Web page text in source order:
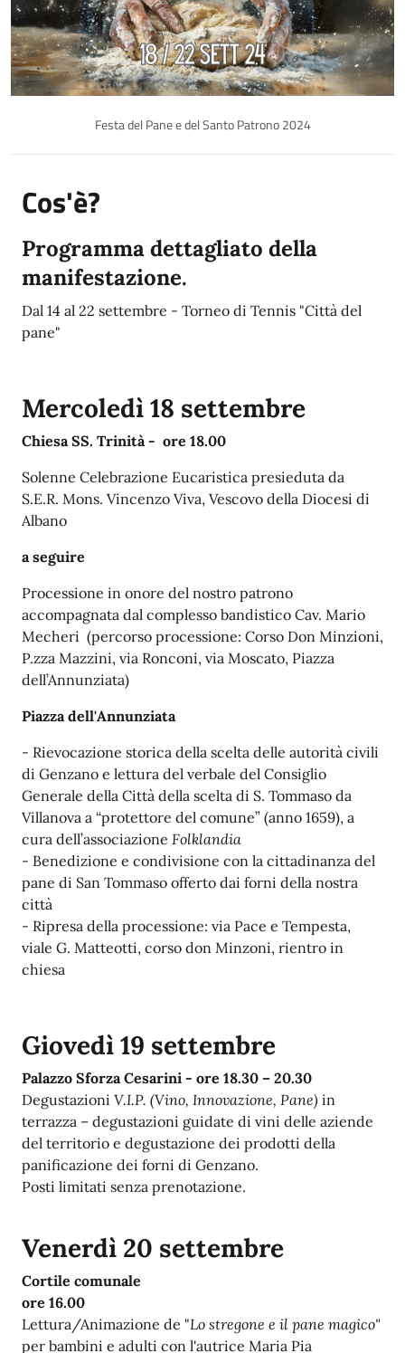
Festa del Pane e del Santo Patrono 2024
Cos'è?
Programma dettagliato della
manifestazione.
Dal 14 al 22 settembre - Torneo di Tennis "Città del
pane"
Mercoledì 18 settembre
Chiesa SS. Trinità - ore 18.00
Solenne Celebrazione Eucaristica presieduta da
S.E.R. Mons. Vincenzo Viva, Vescovo della Diocesi di
Albano
a seguire
Processione in onore del nostro patrono
accompagnata dal complesso bandistico Cav. Mario
Mecheri (percorso processione: Corso Don Minzioni,
P.zza Mazzini, via Ronconi, via Moscato, Piazza
dell’Annunziata)
Piazza dell'Annunziata
- Rievocazione storica della scelta delle autorità civili
di Genzano e lettura del verbale del Consiglio
Generale della Città della scelta di S. Tommaso da
Villanova a “protettore del comune” (anno 1659), a
cura dell’associazione Folklandia
- Benedizione e condivisione con la cittadinanza del
pane di San Tommaso offerto dai forni della nostra
città
- Ripresa della processione: via Pace e Tempesta,
viale G. Matteotti, corso don Minzoni, rientro in
chiesa
Giovedì 19 settembre
Palazzo Sforza Cesarini - ore 18.30 – 20.30
Degustazioni V.I.P. (Vino, Innovazione, Pane) in
terrazza – degustazioni guidate di vini delle aziende
del territorio e degustazione dei prodotti della
panificazione dei forni di Genzano.
Posti limitati senza prenotazione.
Venerdì 20 settembre
Cortile comunale
ore 16.00
Lettura/Animazione de "Lo stregone e il pane magico"
per bambini e adulti con l'autrice Maria Pia